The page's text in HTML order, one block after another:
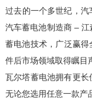
过去的一个多世纪，
汽车蓄电池制造商 – 江森
蓄电池技术，广泛赢
件后市场领域取得瞩目声
瓦尔塔蓄电池拥有更长
无论您选用任意一款产品